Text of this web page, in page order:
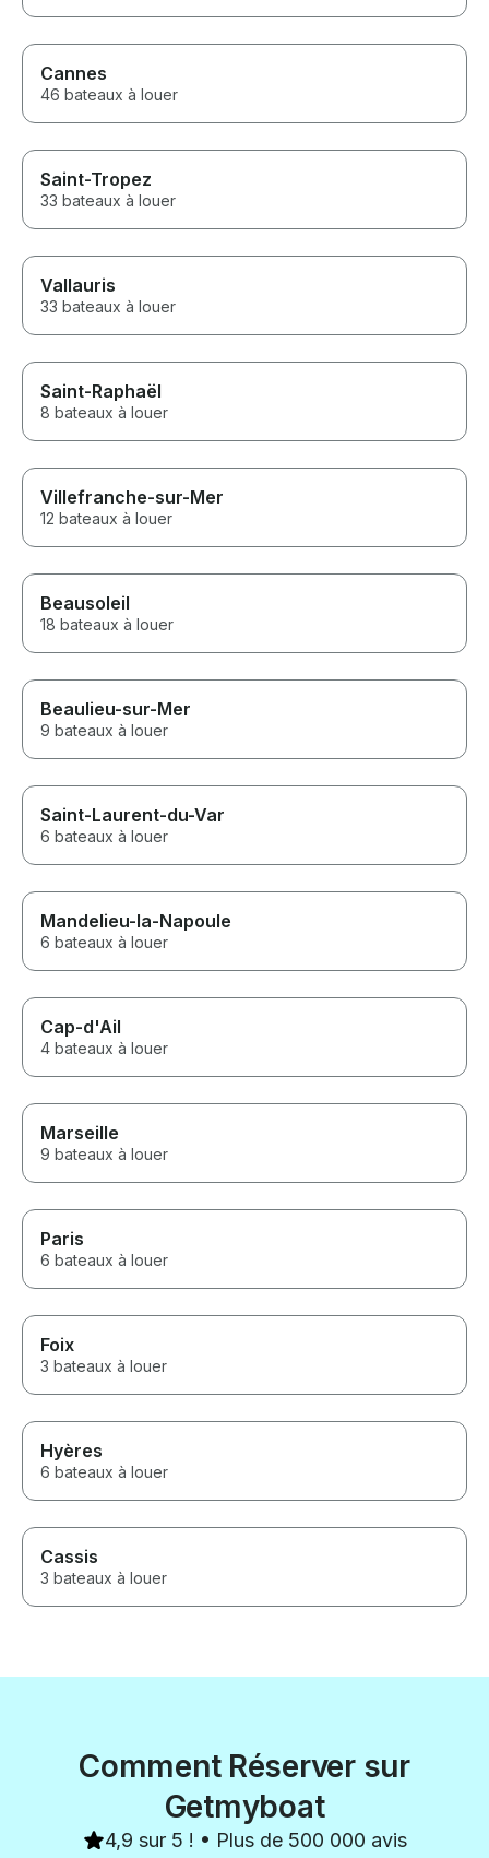
Cannes
46 bateaux à louer
Saint-Tropez
33 bateaux à louer
Vallauris
33 bateaux à louer
Saint-Raphaël
8 bateaux à louer
Villefranche-sur-Mer
12 bateaux à louer
Beausoleil
18 bateaux à louer
Beaulieu-sur-Mer
9 bateaux à louer
Saint-Laurent-du-Var
6 bateaux à louer
Mandelieu-la-Napoule
6 bateaux à louer
Cap-d'Ail
4 bateaux à louer
Marseille
9 bateaux à louer
Paris
6 bateaux à louer
Foix
3 bateaux à louer
Hyères
6 bateaux à louer
Cassis
3 bateaux à louer
Comment Réserver sur
Getmyboat
4,9 sur 5 ! • Plus de 500 000 avis